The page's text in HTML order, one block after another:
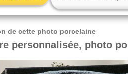
de cette photo porcelaine
personnalisée, photo